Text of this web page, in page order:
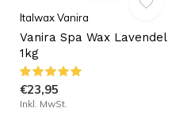
Italwax Vanira
Vanira Spa Wax Lavendel
1kg
€23,95
Inkl. MwSt.